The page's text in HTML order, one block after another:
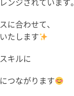
に合わせて、
たします
キルに
つながります